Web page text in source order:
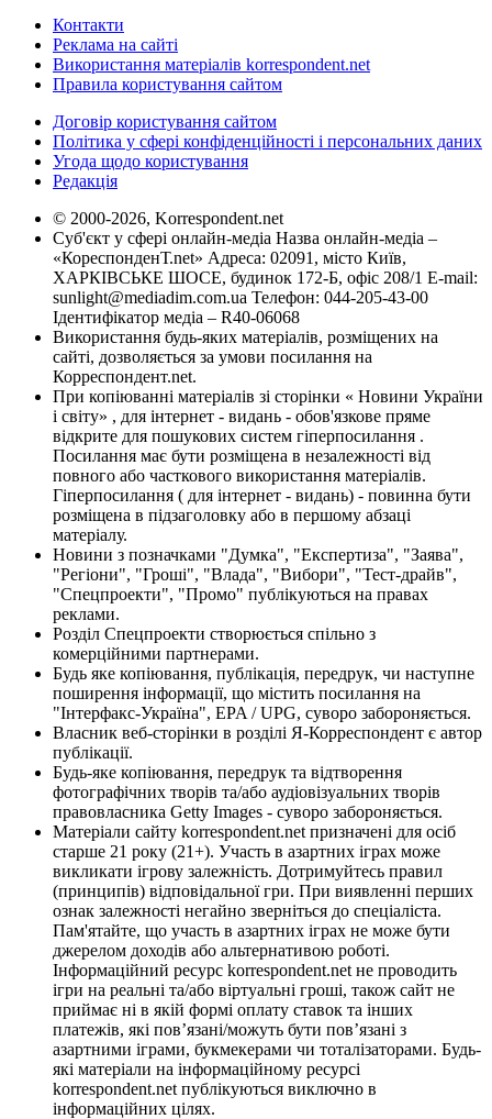
Контакти
Реклама на сайті
Використання матеріалів korrespondent.net
Правила користування сайтом
Договір користування сайтом
Політика у сфері конфіденційності і персональних даних
Угода щодо користування
Редакція
© 2000-2026, Korrespondent.net
Суб'єкт у сфері онлайн-медіа Назва онлайн-медіа –
«КореспонденТ.net» Адреса: 02091, місто Київ,
ХАРКІВСЬКЕ ШОСЕ, будинок 172-Б, офіс 208/1 E-mail:
sunlight@mediadim.com.ua Телефон: 044-205-43-00
Ідентифікатор медіа – R40-06068
Використання будь-яких матеріалів, розміщених на
сайті, дозволяється за умови посилання на
Корреспондент.net.
При копіюванні матеріалів зі сторінки « Новини України
і світу» , для інтернет - видань - обов'язкове пряме
відкрите для пошукових систем гіперпосилання .
Посилання має бути розміщена в незалежності від
повного або часткового використання матеріалів.
Гіперпосилання ( для інтернет - видань) - повинна бути
розміщена в підзаголовку або в першому абзаці
матеріалу.
Новини з позначками "Думка", "Експертиза", "Заява",
"Регіони", "Гроші", "Влада", "Вибори", "Тест-драйв",
"Спецпроекти", "Промо" публікуються на правах
реклами.
Розділ Спецпроекти створюється спільно з
комерційними партнерами.
Будь яке копіювання, публікація, передрук, чи наступне
поширення інформації, що містить посилання на
"Інтерфакс-Україна", EPA / UPG, суворо забороняється.
Власник веб-сторінки в розділі Я-Корреспондент є автор
публікації.
Будь-яке копіювання, передрук та відтворення
фотографічних творів та/або аудіовізуальних творів
правовласника Getty Images - суворо забороняється.
Матеріали сайту korrespondent.net призначені для осіб
старше 21 року (21+). Участь в азартних іграх може
викликати ігрову залежність. Дотримуйтесь правил
(принципів) відповідальної гри. При виявленні перших
ознак залежності негайно зверніться до спеціаліста.
Пам'ятайте, що участь в азартних іграх не може бути
джерелом доходів або альтернативою роботі.
Інформаційний ресурс korrespondent.net не проводить
ігри на реальні та/або віртуальні гроші, також сайт не
приймає ні в якій формі оплату ставок та інших
платежів, які пов’язані/можуть бути пов’язані з
азартними іграми, букмекерами чи тоталізаторами. Будь-
які матеріали на інформаційному ресурсі
korrespondent.net публікуються виключно в
інформаційних цілях.